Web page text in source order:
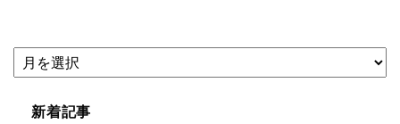
新着記事